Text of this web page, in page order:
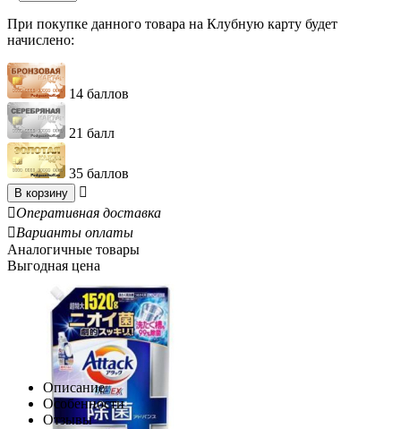
При покупке данного товара на Клубную карту будет
начислено:
14 баллов
21 балл
35 баллов
В корзину

Оперативная доставка
Варианты оплаты
Аналогичные товары
Выгодная цена
Описание
Особенности
Отзывы